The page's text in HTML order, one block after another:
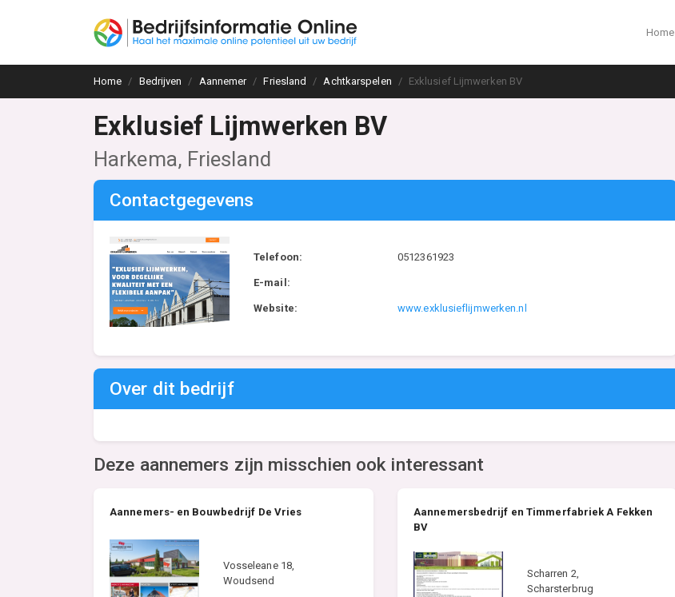
Home
Home Bedrijven Aannemer Friesland Achtkarspelen Exklusief Lijmwerken BV
Exklusief Lijmwerken BV
Harkema, Friesland
Contactgegevens
Telefoon: 0512361923
E-mail:
Website: www.exklusieflijmwerken.nl
Over dit bedrijf
Deze aannemers zijn misschien ook interessant
Aannemers- en Bouwbedrijf De Vries
Vosseleane 18,
Woudsend
Aannemersbedrijf en Timmerfabriek A Fekken
BV
Scharren 2,
Scharsterbrug